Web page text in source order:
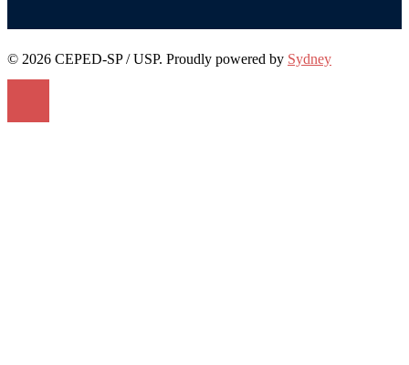
© 2026 CEPED-SP / USP. Proudly powered by Sydney